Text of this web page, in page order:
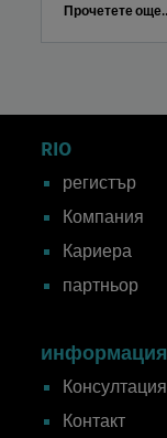
Прочетете
RIO
регистър
Компания
Кариера
партньор
информация
Консултация
Контакт